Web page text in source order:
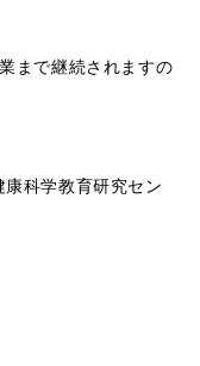
まで継続されますの
科学教育研究セン